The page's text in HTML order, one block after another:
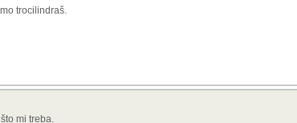
trocilindraš.
mi treba.